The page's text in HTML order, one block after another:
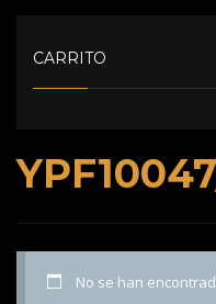
No se han
CARRITO